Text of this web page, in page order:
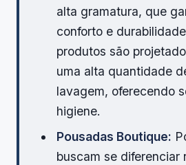
alta gramatura, que
conforto e
produtos são
uma alta quantidade
lavagem, oferecendo
higiene.
Pousadas Boutique:
buscam se diferenciar